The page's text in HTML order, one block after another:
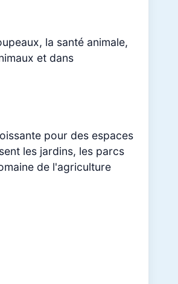
la santé animale,
et dans
pour des espaces
les jardins, les parcs
de l'agriculture